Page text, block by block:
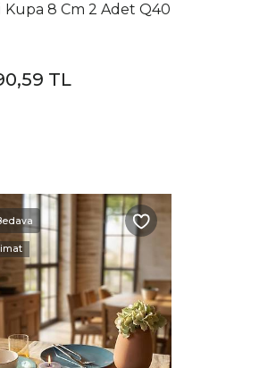
8 Cm 2 Adet Q40
TL